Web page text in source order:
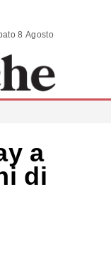
COMMENTI | SCENARI - sabato 8 Agosto 2026
a
di